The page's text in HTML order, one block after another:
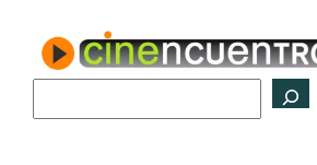
contenido